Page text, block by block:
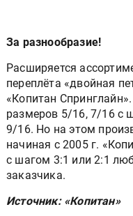
За разнообразие!
Расширяется
переплёта «двойная
«Копитан
размеров 5/16, 7/16 с
9/16. Но на этом
начиная с 2005 г.
с шагом 3:1 или 2:1
заказчика.
Источник: «Копитан»